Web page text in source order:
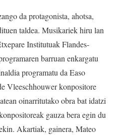
da protagonista, ahotsa,
taldea. Musikariek hiru lan
Institutuak Flandes-
barruan enkargatu
programatu da Easo
Vleeschhouwer konpositore
oinarritutako obra bat idatzi
gauza bera egin du
Akartiak, gainera, Mateo